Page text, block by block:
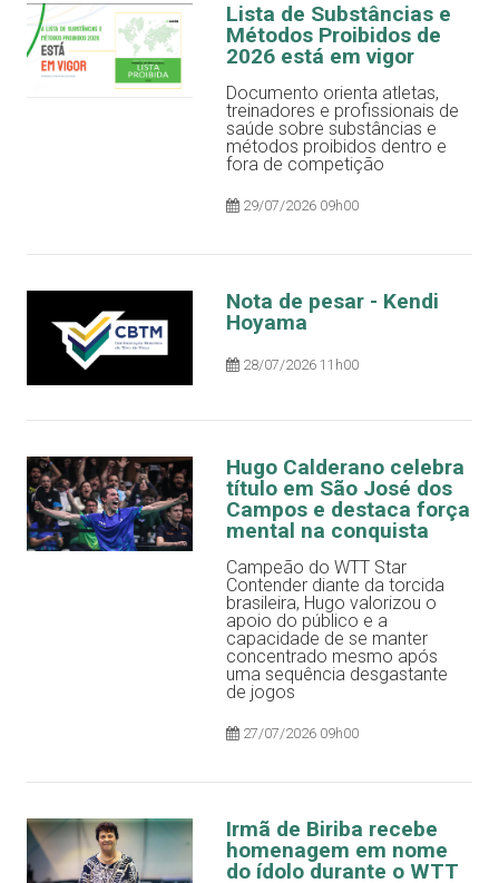
Lista de Substâncias e
Métodos Proibidos de
2026 está em vigor
Documento orienta atletas,
treinadores e profissionais de
saúde sobre substâncias e
métodos proibidos dentro e
fora de competição
29/07/2026 09h00
Nota de pesar - Kendi
Hoyama
28/07/2026 11h00
Hugo Calderano celebra
título em São José dos
Campos e destaca força
mental na conquista
Campeão do WTT Star
Contender diante da torcida
brasileira, Hugo valorizou o
apoio do público e a
capacidade de se manter
concentrado mesmo após
uma sequência desgastante
de jogos
27/07/2026 09h00
Irmã de Biriba recebe
homenagem em nome
do ídolo durante o WTT